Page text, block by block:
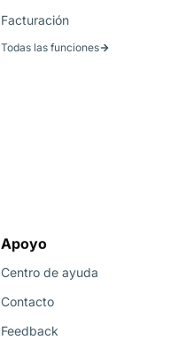
Facturación
Todas las funciones
Apoyo
Centro de ayuda
Contacto
Feedback